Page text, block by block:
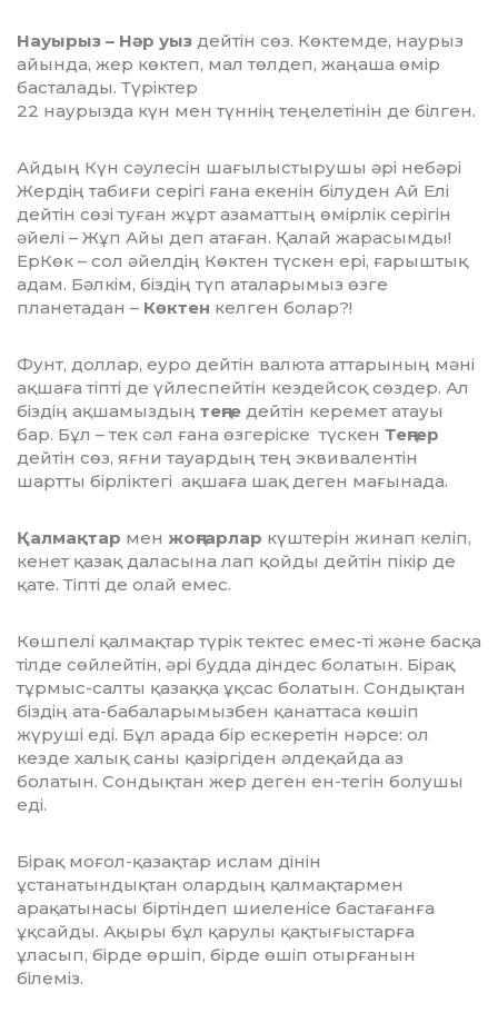
Науырыз – Нәр уыз дейтін сөз. Көктемде, наурыз
айында, жер көктеп, мал төлдеп, жаңаша өмір
басталады. Түріктер
22 наурызда күн мен түннің теңелетінін де білген.
Айдың Күн сәулесін шағылыстырушы әрі небәрі
Жердің табиғи серігі ғана екенін білуден Ай Елі
дейтін сөзі туған жұрт азаматтың өмірлік серігін
әйелі – Жұп Айы деп атаған. Қалай жарасымды!
ЕрКөк – сол әйелдің Көктен түскен ері, ғарыштық
адам. Бәлкім, біздің түп ата­ларымыз өзге
планетадан – Көктен келген болар?!
Фунт, доллар, еуро дейтін валюта аттарының мәні
ақшаға тіпті де үйлеспейтін кездейсоқ сөздер. Ал
біздің ақшамыздың теңге дейтін керемет атауы
бар. Бұл – тек сәл ғана өзгеріске түскен Теңгер
дейтін сөз, яғни тауардың тең эквивалентін
шартты бірліктегі ақшаға шақ деген мағынада.
Қалмақтар мен жоңғарлар күштерін жинап келіп,
кенет қазақ даласына лап қойды дейтін пікір де
қате. Тіпті де олай емес.
Көшпелі қалмақтар түрік тектес емес-ті және басқа
тілде сөйлейтін, әрі будда діндес болатын. Бірақ
тұрмыс-салты қазаққа ұқсас болатын. Сондықтан
біздің ата-бабаларымызбен қанаттаса көшіп
жүруші еді. Бұл арада бір ескеретін нәрсе: ол
кезде халық саны қазіргіден әлдеқайда аз
болатын. Сондықтан жер деген ен-тегін болушы
еді.
Бірақ моғол-қазақтар ислам дінін
ұстанатындықтан олардың қалмақтармен
арақатынасы біртіндеп шиеленісе бастағанға
ұқсайды. Ақыры бұл қарулы қақтығыстарға
ұласып, бірде өршіп, бірде өшіп отырғанын
білеміз.